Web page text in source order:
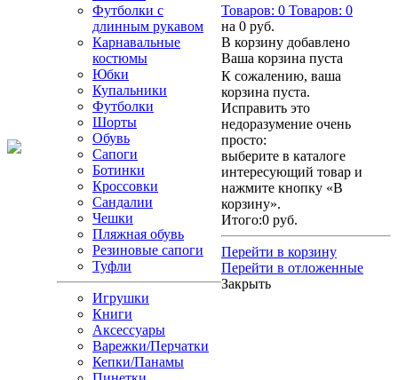
Футболки с
длинным рукавом
Карнавальные
костюмы
Юбки
Купальники
Футболки
Шорты
Обувь
Сапоги
Ботинки
Кроссовки
Сандалии
Чешки
Пляжная обувь
Резиновые сапоги
Туфли
Игрушки
Книги
Аксессуары
Варежки/Перчатки
Кепки/Панамы
Товаров: 0 Товаров: 0
на 0 руб.
В корзину добавлено
Ваша корзина пуста
К сожалению, ваша
корзина пуста.
Исправить это
недоразумение очень
просто:
выберите в каталоге
интересующий товар и
нажмите кнопку «В
корзину».
Итого:0 руб.
Перейти в корзину
Перейти в отложенные
Закрыть